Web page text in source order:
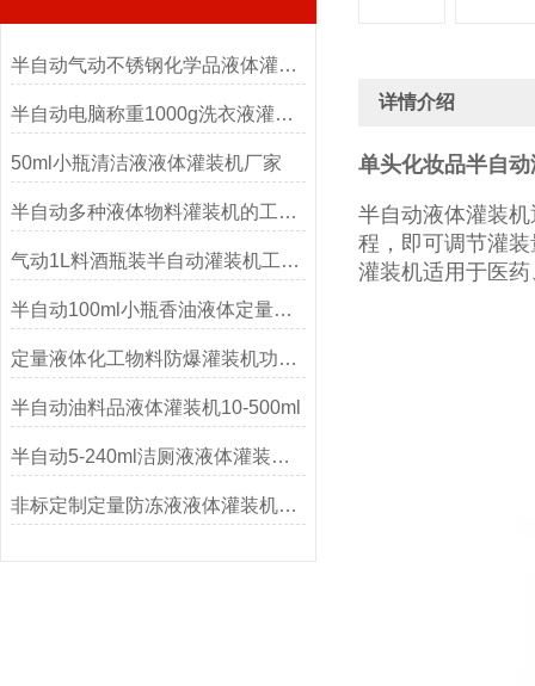
半自动气动不锈钢化学品液体灌装机
半自动电脑称重1000g洗衣液灌装机
50ml小瓶清洁液液体灌装机厂家
半自动多种液体物料灌装机的工作原理
气动1L料酒瓶装半自动灌装机工厂生产
半自动100ml小瓶香油液体定量灌装机的原理及特点
定量液体化工物料防爆灌装机功能介绍
半自动油料品液体灌装机10-500ml
半自动5-240ml洁厕液液体灌装机功能参数
非标定制定量防冻液液体灌装机厂家
详情介绍
单头化妆品半自
半自动液体灌装机
程，即可调节灌
灌装机适用于医